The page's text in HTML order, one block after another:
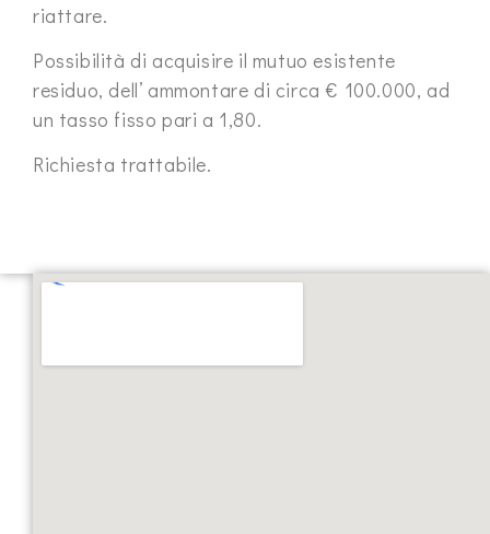
riattare.
Possibilità di acquisire il mutuo esistente
residuo, dell’ ammontare di circa € 100.000, ad
un tasso fisso pari a 1,80.
Richiesta trattabile.